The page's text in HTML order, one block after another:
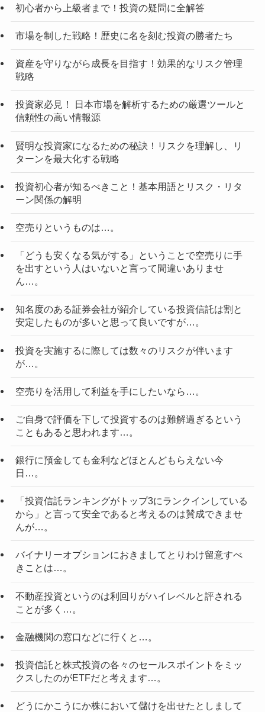
初心者から上級者まで！投資の疑問に全解答
市場を制した戦略！歴史に名を刻む投資の勝者たち
資産を守りながら成長を目指す！効果的なリスク管理
戦略
投資家必見！ 日本市場を解析するための厳選ツールと
信頼性の高い情報源
賢明な投資家になるための秘訣！リスクを理解し、リ
ターンを最大化する戦略
投資初心者が知るべきこと！基本用語とリスク・リタ
ーン関係の解明
空売りというものは…。
「どうも安くなる気がする」ということで空売りに手
を出すという人はいないと言って間違いありませ
ん…。
知名度のある証券会社が紹介している投資信託は割と
安定したものが多いと思って良いですが…。
投資を実施するに際しては数々のリスクが伴います
が…。
空売りを活用して利益を手にしたいなら…。
ご自身で評価を下して投資するのは難解過ぎるという
こともあると思われます…。
銀行に預金しても金利などほとんどもらえない今
日…。
「投資信託ランキングがトップ3にランクインしている
から」と言って安全であると考えるのは賛成できませ
んが…。
バイナリーオプションにおきましてとりわけ留意すべ
きことは…。
不動産投資というのは利回りがハイレベルと評される
ことが多く…。
金融機関の窓口などに行くと…。
投資信託と株式投資の各々のセールスポイントをミッ
クスしたのがETFだと考えます…。
どうにかこうにか株において儲けを出せたとしまして